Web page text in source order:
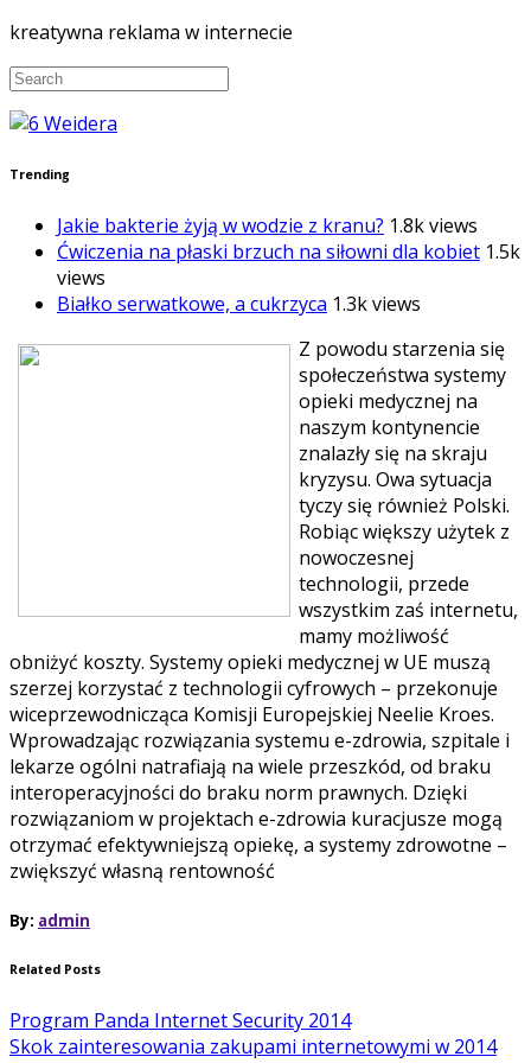
kreatywna reklama w internecie
Trending
Jakie bakterie żyją w wodzie z kranu? 1.8k views
Ćwiczenia na płaski brzuch na siłowni dla kobiet 1.5k
views
Białko serwatkowe, a cukrzyca 1.3k views
Z powodu starzenia się
społeczeństwa systemy
opieki medycznej na
naszym kontynencie
znalazły się na skraju
kryzysu. Owa sytuacja
tyczy się również Polski.
Robiąc większy użytek z
nowoczesnej
technologii, przede
wszystkim zaś internetu,
mamy możliwość
obniżyć koszty. Systemy opieki medycznej w UE muszą
szerzej korzystać z technologii cyfrowych – przekonuje
wiceprzewodnicząca Komisji Europejskiej Neelie Kroes.
Wprowadzając rozwiązania systemu e-zdrowia, szpitale i
lekarze ogólni natrafiają na wiele przeszkód, od braku
interoperacyjności do braku norm prawnych. Dzięki
rozwiązaniom w projektach e-zdrowia kuracjusze mogą
otrzymać efektywniejszą opiekę, a systemy zdrowotne –
zwiększyć własną rentowność
By: admin
Related Posts
Program Panda Internet Security 2014
Skok zainteresowania zakupami internetowymi w 2014